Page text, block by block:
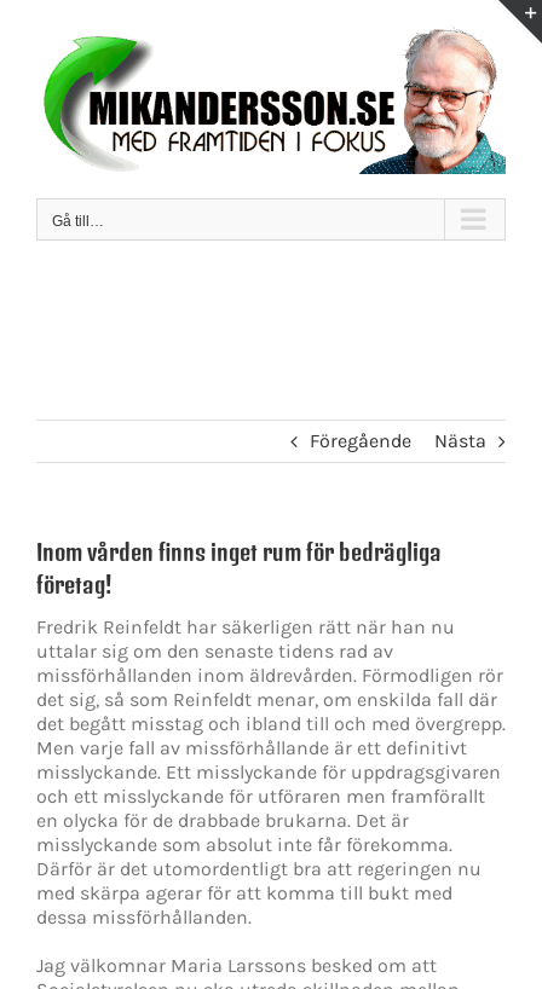
innehållet
Gå till…
Föregående Nästa
Inom vården finns inget rum för bedrägliga
företag!
Fredrik Reinfeldt har säkerligen rätt när han nu
uttalar sig om den senaste tidens rad av
missförhållanden inom äldrevården. Förmodligen rör
det sig, så som Reinfeldt menar, om enskilda fall där
det begått misstag och ibland till och med övergrepp.
Men varje fall av missförhållande är ett definitivt
misslyckande. Ett misslyckande för uppdragsgivaren
och ett misslyckande för utföraren men framförallt
en olycka för de drabbade brukarna. Det är
misslyckande som absolut inte får förekomma.
Därför är det utomordentligt bra att regeringen nu
med skärpa agerar för att komma till bukt med
dessa missförhållanden.
Jag välkomnar Maria Larssons besked om att